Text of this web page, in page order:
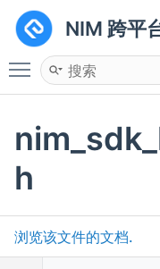
NIM 跨平
Toggle main
h
浏览该文件的文档.